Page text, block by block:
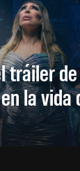
tráiler
la vida